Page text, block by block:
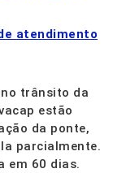
atendimento
trânsito da
estão
da ponte,
parcialmente.
em 60 dias.